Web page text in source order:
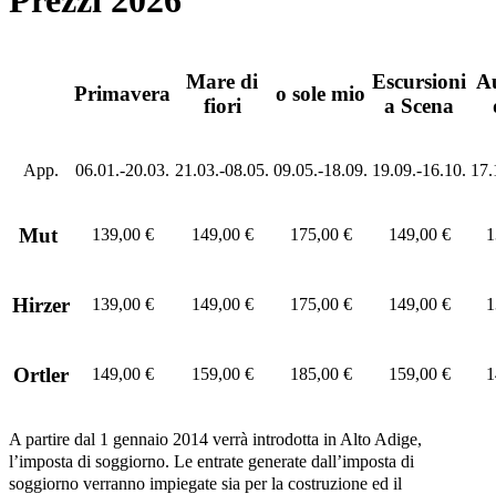
Primavera
Mare di
fiori
o sole mio
Escursioni
a Scena
App. 06.01.-20.03. 21.03.-08.05. 09.05.-18.09. 19.09.-16.10.
Mut 139,00 € 149,00 € 175,00 € 149,00 €
Hirzer 139,00 € 149,00 € 175,00 € 149,00 €
Ortler 149,00 € 159,00 € 185,00 € 159,00 €
A partire dal 1 gennaio 2014 verrà introdotta in Alto Adige,
l’imposta di soggiorno. Le entrate generate dall’imposta di
soggiorno verranno impiegate sia per la costruzione ed il